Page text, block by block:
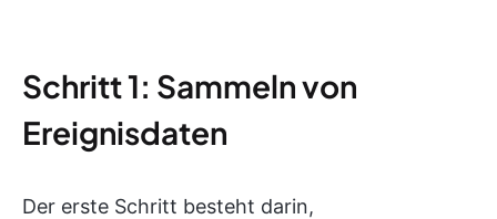
Schritt 1: Sammeln von
Ereignisdaten
Der erste Schritt besteht darin,